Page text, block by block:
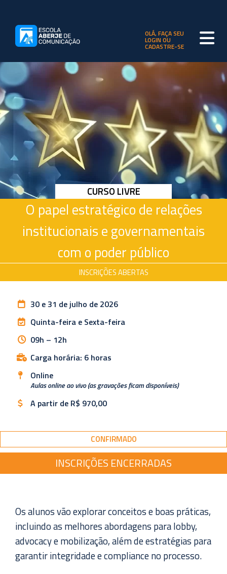
OLÁ, FAÇA SEU
LOGIN OU
CADASTRE-SE
CURSO LIVRE
O papel estratégico de relações
institucionais e governamentais
com o poder público
INSCRIÇÕES ABERTAS
30 e 31 de julho de 2026
Quinta-feira e Sexta-feira
09h – 12h
Carga horária: 6 horas
Online
Aulas online ao vivo (as gravações ficam disponíveis)
A partir de R$ 970,00
CONFIRMADO
INSCRIÇÕES ENCERRADAS
Os alunos vão explorar conceitos e boas práticas,
incluindo as melhores abordagens para lobby,
advocacy e mobilização, além de estratégias para
garantir integridade e compliance no processo.